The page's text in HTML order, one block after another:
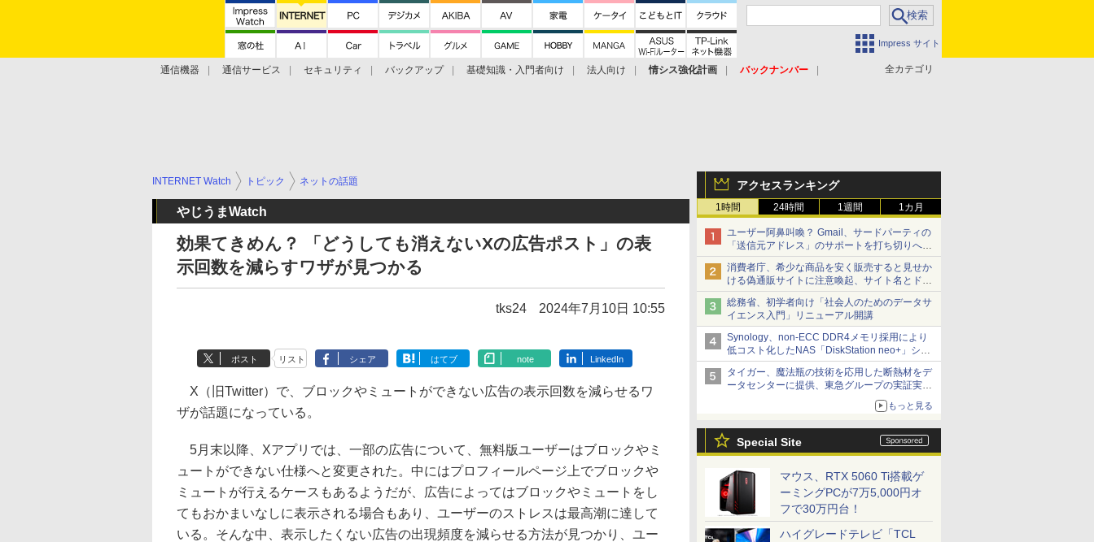
Impress サイト
全カテゴリ
通信機器 通信サービス セキュリティ バックアップ 基礎知識・入門者向け 法人向け 情シス強化計画
バックナンバー
アクセスランキング
1時間 24時間 1週間 1カ月
ユーザー阿鼻叫喚？ Gmail、サードパーティの
「送信元アドレス」のサポートを打ち切りへ
【やじうまWatch】
消費者庁、希少な商品を安く販売すると見せか
ける偽通販サイトに注意喚起、サイト名とドメ
イン名を公表
総務省、初学者向け「社会人のためのデータサ
イエンス入門」リニューアル開講
Synology、non-ECC DDR4メモリ採用により
低コスト化したNAS「DiskStation neo+」シリ
ーズ 予算を抑えて導入でき、ECCメモリへの
アップグレードも可能
タイガー、魔法瓶の技術を応用した断熱材をデ
ータセンターに提供、東急グループの実証実験
で 「ステンレス密封真空断熱パネル TIVIP」
もっと見る
Special Site
マウス、RTX 5060 Ti搭載ゲ
ーミングPCが7万5,000円オ
フで30万円台！
ハイグレードテレビ「TCL
INTERNET Watch トピック ネットの話題
やじうまWatch
効果てきめん？ 「どうしても消えないXの広告ポスト」の表
示回数を減らすワザが見つかる
tks24 2024年7月10日 10:55
ポスト リスト シェア はてブ note LinkedIn
X（旧Twitter）で、ブロックやミュートができない広告の表示回数を減らせるワ
ザが話題になっている。
5月末以降、Xアプリでは、一部の広告について、無料版ユーザーはブロックやミ
ュートができない仕様へと変更された。中にはプロフィールページ上でブロックや
ミュートが行えるケースもあるようだが、広告によってはブロックやミュートをし
てもおかまいなしに表示される場合もあり、ユーザーのストレスは最高潮に達して
いる。そんな中、表示したくない広告の出現頻度を減らせる方法が見つかり、ユー